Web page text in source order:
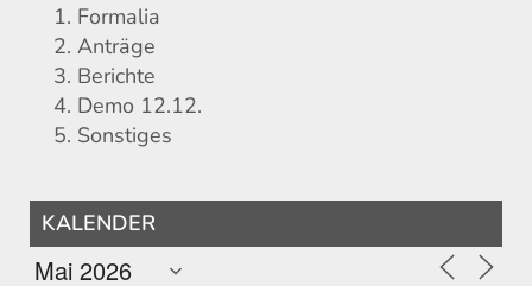
Formalia
Anträge
Berichte
Demo 12.12.
Sonstiges
KALENDER